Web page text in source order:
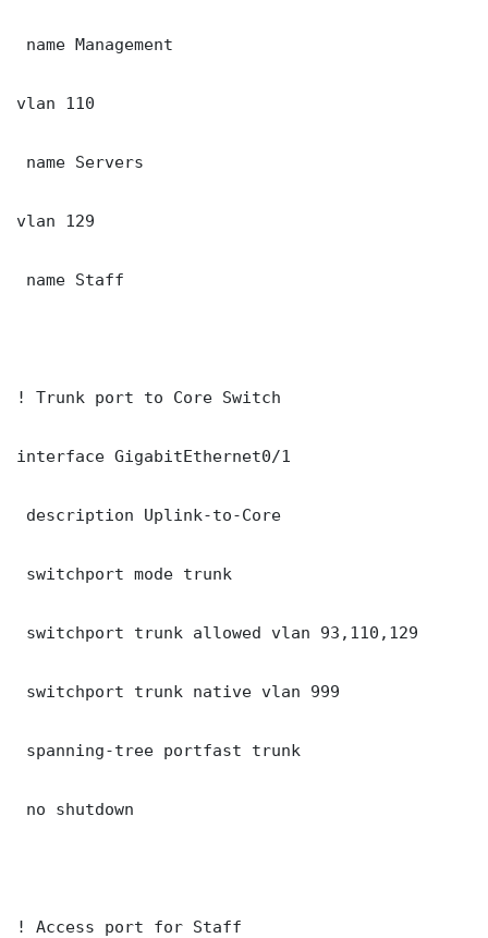
name Management
vlan 110
name Servers
vlan 129
name Staff
! Trunk port to Core Switch
interface GigabitEthernet0/1
description Uplink-to-Core
switchport mode trunk
switchport trunk allowed vlan 93,110,129
switchport trunk native vlan 999
spanning-tree portfast trunk
no shutdown
! Access port for Staff